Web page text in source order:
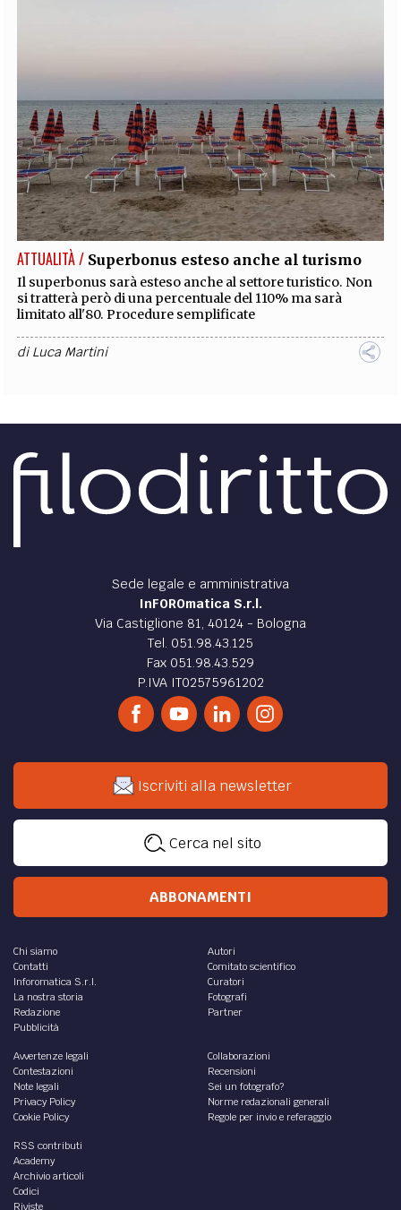
ATTUALITÀ / Superbonus esteso anche al turismo
Il superbonus sarà esteso anche al settore turistico. Non
si tratterà però di una percentuale del 110% ma sarà
limitato all'80. Procedure semplificate
diLuca Martini
allo sconto in fattura
Il Senato approva la proroga del Superbonus 110 al 2022,
ma non si esprime su sconto in fattura e cessione del
credito. 2022 ultima finestra disponibile.
Martina Giampietri
semplificazione
Risposta a un’interrogazione, con indicazione della
necessità di rinviare il termine per usufruire del
superbonus 110 con semplificazioni procedurali e fiscali
Gli immobili di edilizia economica e
La normativa degli immobili di edilizia economica e
diValeria Bordi
Sede legale e amministrativa
InFOROmatica S.r.l.
Via Castiglione 81, 40124 - Bologna
Tel. 051.98.43.125
Fax 051.98.43.529